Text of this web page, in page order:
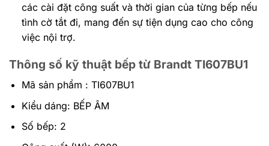
các cài đặt công suất và thời gian của từng bếp nếu
tình cờ tắt đi, mang đến sự tiện dụng cao cho công
việc nội trợ.
Thông số kỹ thuật bếp từ Brandt TI607BU1
Mã sản phẩm : TI607BU1
Kiểu dáng: BẾP ÂM
Số bếp: 2